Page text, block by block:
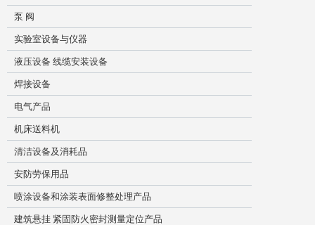
泵 阀
实验室设备与仪器
液压设备 线缆安装设备
焊接设备
电气产品
机床送料机
清洁设备及消耗品
安防劳保用品
喷涂设备和涂装表面修整处理产品
建筑悬挂 紧固防火密封测量定位产品